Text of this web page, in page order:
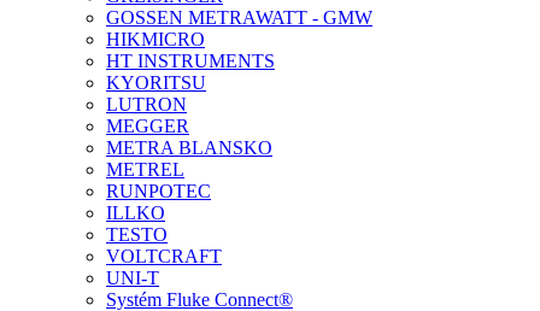
GOSSEN METRAWATT - GMW
HIKMICRO
HT INSTRUMENTS
KYORITSU
LUTRON
MEGGER
METRA BLANSKO
METREL
RUNPOTEC
ILLKO
TESTO
VOLTCRAFT
UNI-T
Systém Fluke Connect®